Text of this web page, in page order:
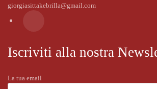
giorgiasittakebrilla@gmail.com
Iscriviti alla nostra
La tua email